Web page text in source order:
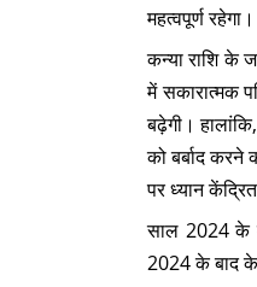
महत्वपूर्ण
कन्या राशि के
में सकारात्मक
बढ़ेगी।
को बर्बाद
पर ध्यान
साल 2024 के
2024 के बाद के